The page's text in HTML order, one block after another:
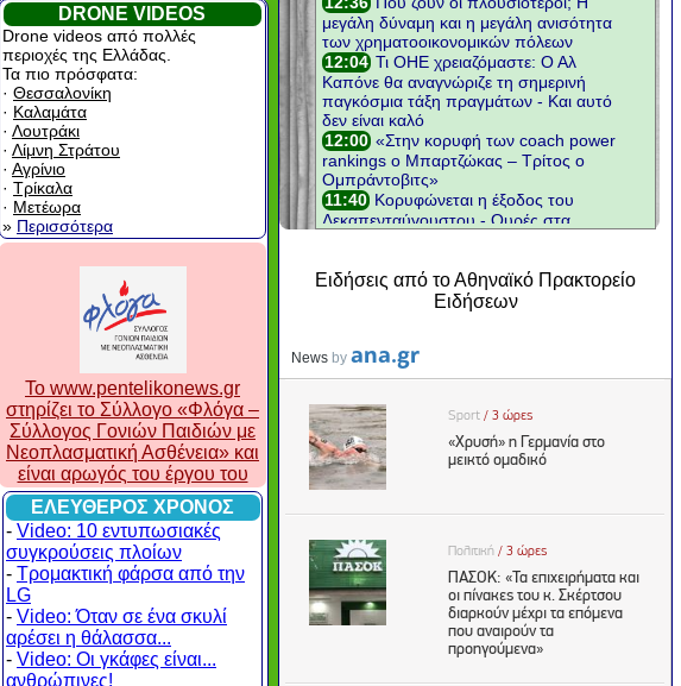
DRONE VIDEOS
Drone videos από πολλές
περιοχές της Ελλάδας.
Τα πιο πρόσφατα:
· Θεσσαλονίκη
· Καλαμάτα
· Λουτράκι
· Λίμνη Στράτου
· Αγρίνιο
· Τρίκαλα
· Μετέωρα
» Περισσότερα
To www.pentelikonews.gr
στηρίζει το Σύλλογο «Φλόγα –
Σύλλογος Γονιών Παιδιών με
Νεοπλασματική Ασθένεια» και
είναι αρωγός του έργου του
ΕΛΕΥΘΕΡΟΣ ΧΡΟΝΟΣ
- Video: 10 εντυπωσιακές
συγκρούσεις πλοίων
- Τρομακτική φάρσα από την
LG
- Video: Όταν σε ένα σκυλί
αρέσει η θάλασσα...
- Video: Οι γκάφες είναι...
ανθρώπινες!
Ειδήσεις από το Αθηναϊκό Πρακτορείο
Ειδήσεων